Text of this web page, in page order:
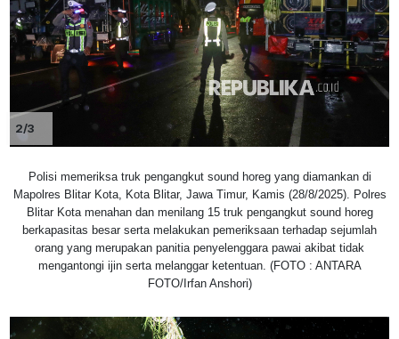
2/3
Polisi memeriksa truk pengangkut sound horeg yang diamankan di
Mapolres Blitar Kota, Kota Blitar, Jawa Timur, Kamis (28/8/2025). Polres
Blitar Kota menahan dan menilang 15 truk pengangkut sound horeg
berkapasitas besar serta melakukan pemeriksaan terhadap sejumlah
orang yang merupakan panitia penyelenggara pawai akibat tidak
mengantongi ijin serta melanggar ketentuan. (FOTO : ANTARA
FOTO/Irfan Anshori)